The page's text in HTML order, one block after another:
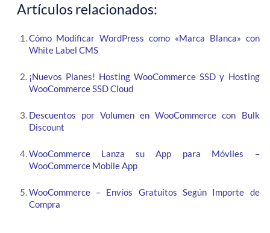
Artículos relacionados:
Cómo Modificar WordPress como «Marca Blanca» con
White Label CMS
¡Nuevos Planes! Hosting WooCommerce SSD y Hosting
WooCommerce SSD Cloud
Descuentos por Volumen en WooCommerce con Bulk
Discount
WooCommerce Lanza su App para Móviles –
WooCommerce Mobile App
WooCommerce – Envíos Gratuitos Según Importe de
Compra